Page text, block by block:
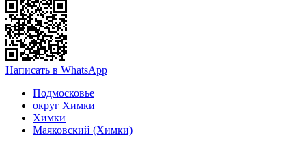
Написать в WhatsApp
Подмосковье
округ Химки
Химки
Маяковский (Химки)